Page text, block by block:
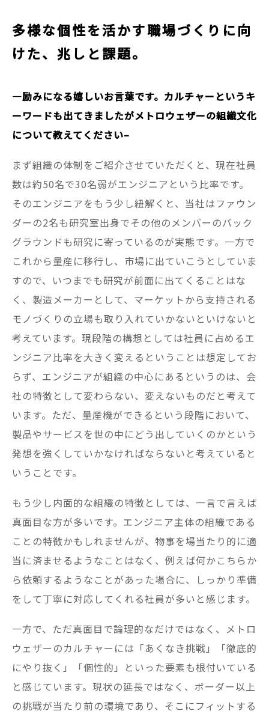
多様な個性を活かす職場づくりに向
けた、兆しと課題。
—励みになる嬉しいお言葉です。カルチャーというキ
ーワードも出てきましたがメトロウェザーの組織文化
について教えてください–
まず組織の体制をご紹介させていただくと、現在社員
数は約50名で30名弱がエンジニアという比率です。
そのエンジニアをもう少し紐解くと、当社はファウン
ダーの2名も研究室出身でその他のメンバーのバック
グラウンドも研究に寄っているのが実態です。一方で
これから量産に移行し、市場に出ていこうとしていま
すので、いつまでも研究が前面に出てくることはな
く、製造メーカーとして、マーケットから支持される
モノづくりの立場も取り入れていかないといけないと
考えています。現段階の構想としては社員に占めるエ
ンジニア比率を大きく変えるということは想定してお
らず、エンジニアが組織の中心にあるというのは、会
社の特徴として変わらない、変えないものだと考えて
います。ただ、量産機ができるという段階において、
製品やサービスを世の中にどう出していくのかという
発想を強くしていかなければならないと考えていると
いうことです。
もう少し内面的な組織の特徴としては、一言で言えば
真面目な方が多いです。エンジニア主体の組織である
ことの特徴かもしれませんが、物事を場当たり的に適
当に済ませるようなことはなく、例えば何かこちらか
ら依頼するようなことがあった場合に、しっかり準備
をして丁寧に対応してくれる社員が多いと感じます。
一方で、ただ真面目で論理的なだけではなく、メトロ
ウェザーのカルチャーには「あくなき挑戦」「徹底的
にやり抜く」「個性的」といった要素も根付いている
と感じています。現状の延長ではなく、ボーダー以上
の挑戦が当たり前の環境であり、そこにフィットする